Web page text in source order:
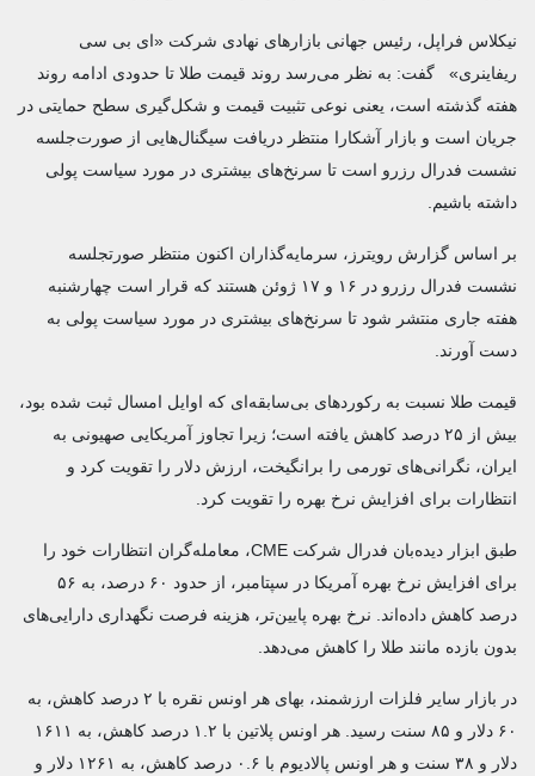
نیکلاس فراپل، رئیس جهانی بازارهای نهادی شرکت «ای بی سی
ریفاینری» گفت: به نظر می‌رسد روند قیمت طلا تا حدودی ادامه روند
هفته گذشته است، یعنی نوعی تثبیت قیمت و شکل‌گیری سطح حمایتی در
جریان است و بازار آشکارا منتظر دریافت سیگنال‌هایی از صورت‌جلسه
نشست فدرال رزرو است تا سرنخ‌های بیشتری در مورد سیاست پولی
داشته باشیم.
بر اساس گزارش رویترز، سرمایه‌گذاران اکنون منتظر صورتجلسه
نشست فدرال رزرو در ۱۶ و ۱۷ ژوئن هستند که قرار است چهارشنبه
هفته جاری منتشر شود تا سرنخ‌های بیشتری در مورد سیاست پولی به
دست آورند.
قیمت طلا نسبت به رکوردهای بی‌سابقه‌ای که اوایل امسال ثبت شده بود،
بیش از ۲۵ درصد کاهش یافته است؛ زیرا تجاوز آمریکایی صهیونی به
ایران، نگرانی‌های تورمی را برانگیخت، ارزش دلار را تقویت کرد و
انتظارات برای افزایش نرخ بهره را تقویت کرد.
طبق ابزار دیده‌بان فدرال شرکت CME، معامله‌گران انتظارات خود را
برای افزایش نرخ بهره آمریکا در سپتامبر، از حدود ۶۰ درصد، به ۵۶
درصد کاهش داده‌اند. نرخ بهره پایین‌تر، هزینه فرصت نگهداری دارایی‌های
بدون بازده مانند طلا را کاهش می‌دهد.
در بازار سایر فلزات ارزشمند، بهای هر اونس نقره با ۲ درصد کاهش، به
۶۰ دلار و ۸۵ سنت رسید. هر اونس پلاتین با ۱.۲ درصد کاهش، به ۱۶۱۱
دلار و ۳۸ سنت و هر اونس پالادیوم با ۰.۶ درصد کاهش، به ۱۲۶۱ دلار و